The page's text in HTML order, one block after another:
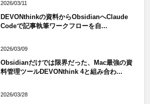
2026/03/11
DEVONthinkの資料からObsidianへClaude
Codeで記事執筆ワークフローを自...
2026/03/09
Obsidianだけでは限界だった、Mac最強の資
料管理ツールDEVONthink 4と組み合わ...
2026/03/28